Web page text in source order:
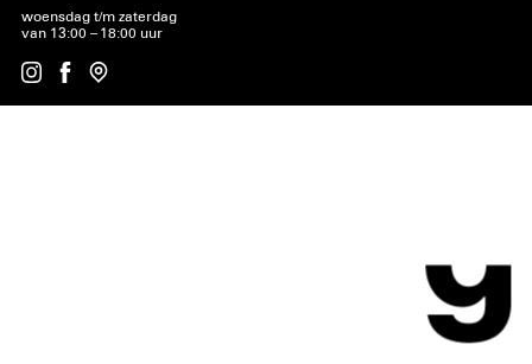
woensdag t/m zaterdag
van 13:00 – 18:00 uur